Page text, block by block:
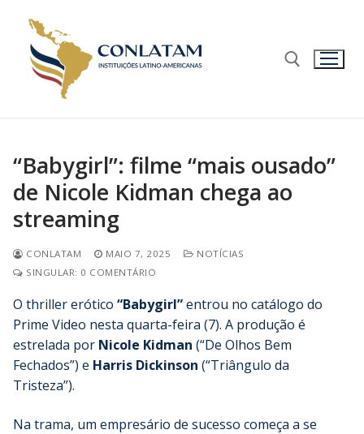
“Babygirl”: filme “mais ousado”
de Nicole Kidman chega ao
streaming
CONLATAM MAIO 7, 2025
NOTÍCIAS
SINGULAR: 0 COMENTÁRIO
O thriller erótico “Babygirl”entrou no catálogo do
Prime Video nesta quarta-feira (7). A produção é
estrelada por Nicole Kidman (“De Olhos Bem
Fechados”) e Harris Dickinson (“Triângulo da
Tristeza”).
Na trama, um empresário de sucesso começa a se